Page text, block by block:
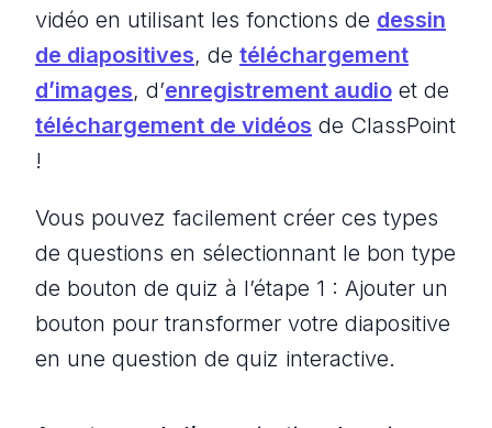
vidéo en utilisant les fonctions de dessin
de diapositives, de téléchargement
d’images, d’enregistrement audio et de
téléchargement de vidéos de ClassPoint
!
Vous pouvez facilement créer ces types
de questions en sélectionnant le bon type
de bouton de quiz à l’étape 1 : Ajouter un
bouton pour transformer votre diapositive
en une question de quiz interactive.